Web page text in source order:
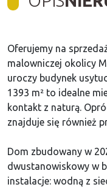
Oferujemy na
malowniczej okolicy
uroczy budynek
1393 m² to idealne
kontakt z naturą.
znajduje się również
Dom zbudowany w
dwustanowiskowy w
instalacje: wodną z